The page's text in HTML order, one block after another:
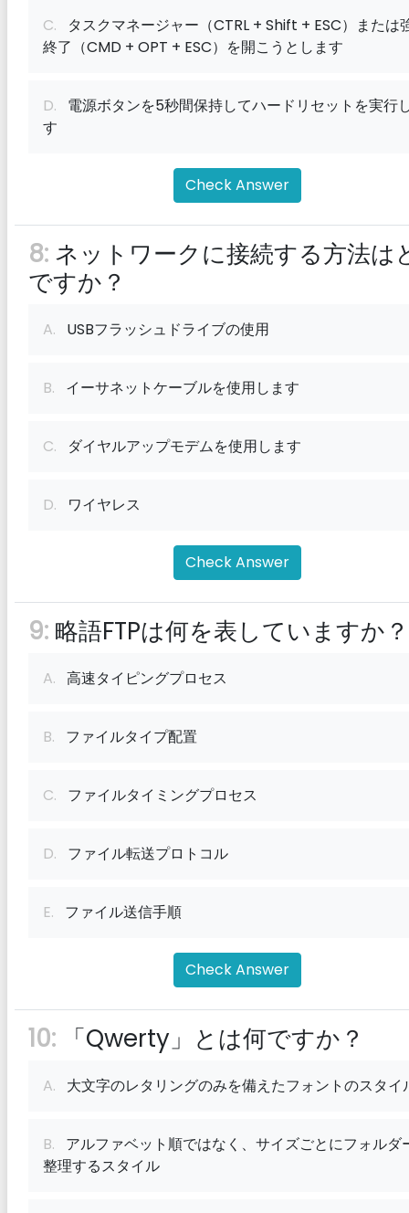
C. タスクマネージャー（CTRL + Shift + ESC）または
終了（CMD + OPT + ESC）を開こうとします
D. 電源ボタンを5秒間保持してハードリセットを実行
す
Check Answer
8: ネットワークに接続する方法は
ですか？
A. USBフラッシュドライブの使用
B. イーサネットケーブルを使用します
C. ダイヤルアップモデムを使用します
D. ワイヤレス
Check Answer
9: 略語FTPは何を表していますか？
A. 高速タイピングプロセス
B. ファイルタイプ配置
C. ファイルタイミングプロセス
D. ファイル転送プロトコル
E. ファイル送信手順
Check Answer
10: 「Qwerty」とは何ですか？
A. 大文字のレタリングのみを備えたフォントのスタイ
B. アルファベット順ではなく、サイズごとにフォルダ
整理するスタイル